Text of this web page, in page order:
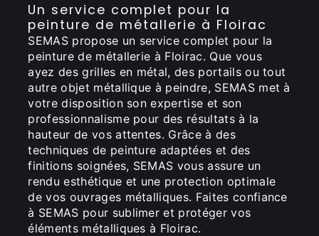
Un service complet pour la
peinture de métallerie à Floirac
SEMAS propose un service complet pour la
peinture de métallerie à Floirac. Que vous
ayez des grilles en métal, des portails ou tout
autre objet métallique à peindre, SEMAS met à
votre disposition son expertise et son
professionnalisme pour des résultats à la
hauteur de vos attentes. Grâce à des
techniques de peinture adaptées et des
finitions soignées, SEMAS vous assure un
rendu esthétique et une protection optimale
de vos ouvrages métalliques. Faites confiance
à SEMAS pour sublimer et protéger vos
éléments métalliques à Floirac.